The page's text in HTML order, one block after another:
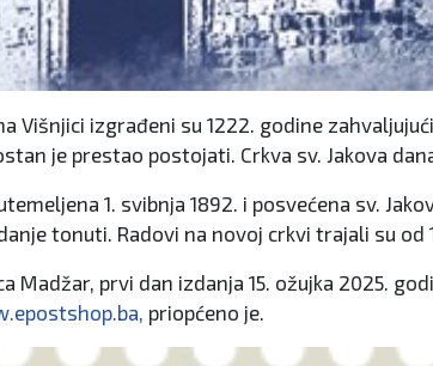
Višnjici izgrađeni su 1222. godine
je prestao postojati. Crkva sv. Jakova
1. svibnja 1892. i posvećena sv.
tonuti. Radovi na novoj crkvi trajali su od
Madžar, prvi dan izdanja 15. ožujka 2025.
priopćeno je.